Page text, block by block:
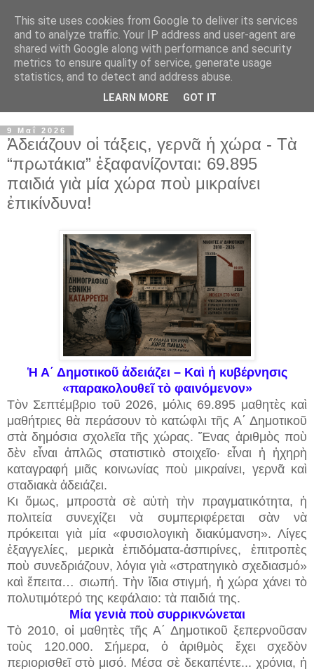
9 Μαΐ 2026
Ἀδειάζουν οἱ τάξεις, γερνᾶ ἡ χώρα - Τὰ
“πρωτάκια” ἐξαφανίζονται: 69.895
παιδιά γιὰ μία χώρα ποὺ μικραίνει
ἐπικίνδυνα!
Ἡ Α΄ Δημοτικοῦ ἀδειάζει – Καὶ ἡ κυβέρνησις
«παρακολουθεῖ τὸ φαινόμενον»
Τὸν Σεπτέμβριο τοῦ 2026, μόλις 69.895 μαθητὲς καὶ
μαθήτριες θὰ περάσουν τὸ κατώφλι τῆς Α΄ Δημοτικοῦ
στὰ δημόσια σχολεῖα τῆς χώρας. Ἕνας ἀριθμὸς ποὺ
δὲν εἶναι ἀπλῶς στατιστικὸ στοιχεῖο· εἶναι ἡ ἠχηρὴ
καταγραφή μιᾶς κοινωνίας ποὺ μικραίνει, γερνᾶ καὶ
σταδιακὰ ἀδειάζει.
Κι ὅμως, μπροστὰ σὲ αὐτὴ τὴν πραγματικότητα, ἡ
πολιτεία συνεχίζει νὰ συμπεριφέρεται σὰν νὰ
πρόκειται γιὰ μία «φυσιολογικὴ διακύμανση». Λίγες
ἐξαγγελίες, μερικὰ ἐπιδόματα-ἀσπιρίνες, ἐπιτροπὲς
ποὺ συνεδριάζουν, λόγια γιὰ «στρατηγικὸ σχεδιασμό»
καὶ ἔπειτα… σιωπή. Τὴν ἴδια στιγμή, ἡ χώρα χάνει τὸ
πολυτιμότερό της κεφάλαιο: τὰ παιδιά της.
Μία γενιὰ ποὺ συρρικνώνεται
Τὸ 2010, οἱ μαθητὲς τῆς Α΄ Δημοτικοῦ ξεπερνοῦσαν
τοὺς 120.000. Σήμερα, ὁ ἀριθμὸς ἔχει σχεδὸν
περιορισθεῖ στὸ μισό. Μέσα σὲ δεκαπέντε... χρόνια, ἡ
This site uses cookies from Google to deliver its services
and to analyze traffic. Your IP address and user-agent are
shared with Google along with performance and security
metrics to ensure quality of service, generate usage
statistics, and to detect and address abuse.
LEARN MORE GOT IT